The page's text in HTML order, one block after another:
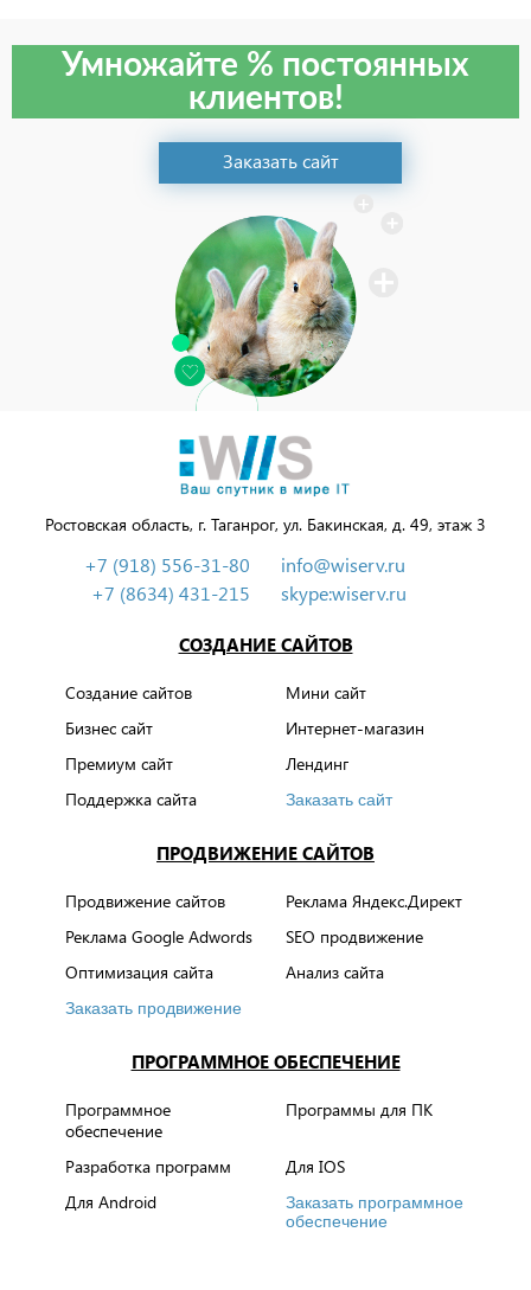
Умножайте % постоянных
клиентов!
Заказать сайт
Ростовская область, г. Таганрог, ул. Бакинская, д. 49, этаж 3
+7 (918) 556-31-80
+7 (8634) 431-215
info@wiserv.ru
skype:wiserv.ru
СОЗДАНИЕ САЙТОВ
Создание сайтов
Мини сайт
Бизнес сайт
Интернет-магазин
Премиум сайт
Лендинг
Поддержка сайта
Заказать сайт
ПРОДВИЖЕНИЕ САЙТОВ
Продвижение сайтов
Реклама Яндекс.Директ
Реклама Google Adwords
SEO продвижение
Оптимизация сайта
Анализ сайта
Заказать продвижение
ПРОГРАММНОЕ ОБЕСПЕЧЕНИЕ
Программное
обеспечение
Программы для ПК
Разработка программ
Для IOS
Для Android
Заказать программное
обеспечение